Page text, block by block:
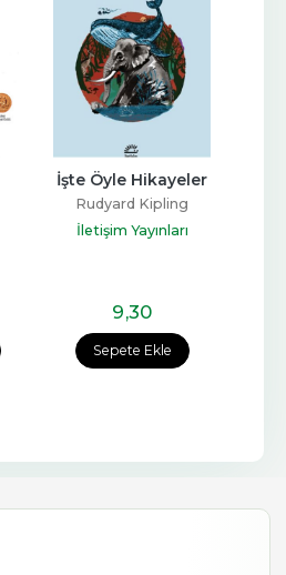
Sepete Ekle
İşte Öyle Hikayeler
Rudyard Kipling
İletişim Yayınları
9,30